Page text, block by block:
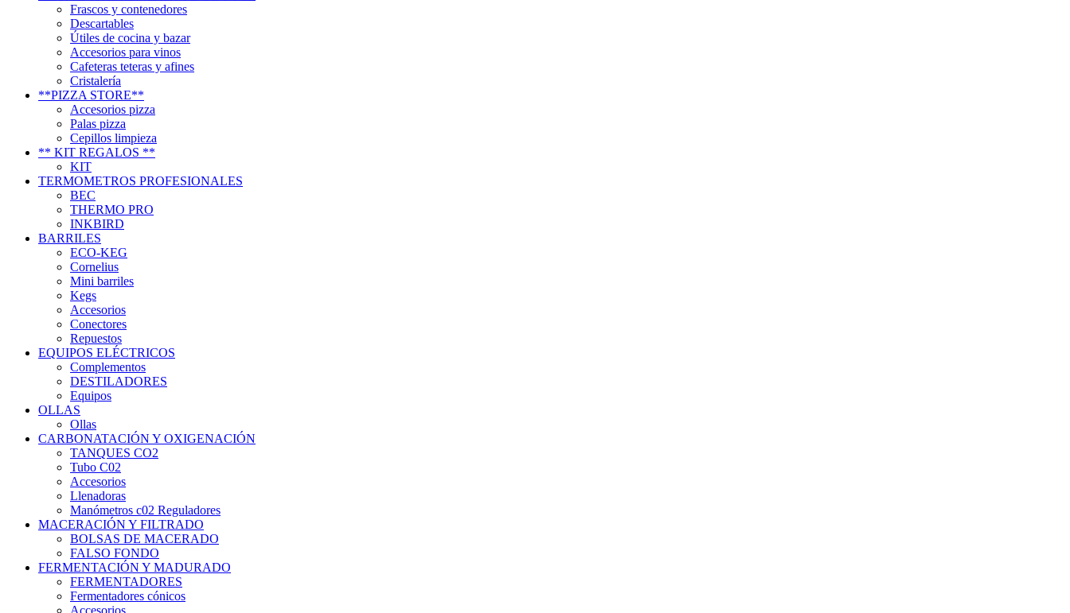
Frascos y contenedores
Descartables
Útiles de cocina y bazar
Accesorios para vinos
Cafeteras teteras y afines
Cristalería
**PIZZA STORE**
Accesorios pizza
Palas pizza
Cepillos limpieza
** KIT REGALOS **
KIT
TERMOMETROS PROFESIONALES
BEC
THERMO PRO
INKBIRD
BARRILES
ECO-KEG
Cornelius
Mini barriles
Kegs
Accesorios
Conectores
Repuestos
EQUIPOS ELÉCTRICOS
Complementos
DESTILADORES
Equipos
OLLAS
Ollas
CARBONATACIÓN Y OXIGENACIÓN
TANQUES CO2
Tubo C02
Accesorios
Llenadoras
Manómetros c02 Reguladores
MACERACIÓN Y FILTRADO
BOLSAS DE MACERADO
FALSO FONDO
FERMENTACIÓN Y MADURADO
FERMENTADORES
Fermentadores cónicos